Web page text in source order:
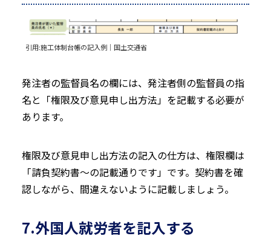
引用:施工体制台帳の記入例｜国土交通省
発注者の監督員名の欄には、発注者側の監督員の指
名と「権限及び意見申し出方法」を記載する必要が
あります。
権限及び意見申し出方法の記入の仕方は、権限欄は
「請負契約書〜の記載通りです」です。契約書を確
認しながら、間違えないように記載しましょう。
7.外国人就労者を記入する